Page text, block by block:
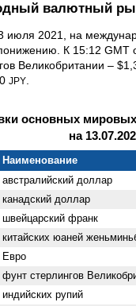
валютный
июля 2021, на
К 15:12 GMT
Велико­британии –
JPY
основных
на
Наименование
австралийский доллар
канадский доллар
швейцарский франк
китайских юаней
Евро
фунт стерлингов
индийских рупий